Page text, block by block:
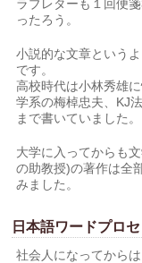
ラブレターも１回便
ったろう。
小説的な文章という
です。
高校時代は小林秀雄
学系の梅棹忠夫、KJ
まで書いていました。
大学に入ってからも
の助教授)の著作は全
みました。
日本語ワードプロ
社会人になってから